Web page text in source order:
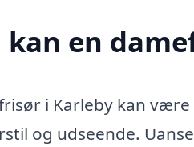
kan en
i Karleby kan
og udseende.